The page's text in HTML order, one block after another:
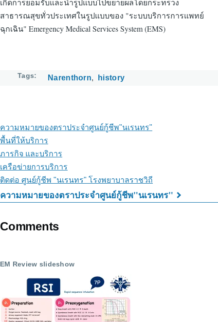
เกิดการยอมรับและนำรูปแบบไปขยายผลโดยกระทรวง
สาธารณสุขทั่วประเทศในรูปแบบของ "ระบบบริการการแพทย์
ฉุกเฉิน" Emergency Medical Services System (EMS)
Tags Narenthorn history
ความหมายของตราประจำศูนย์กู้ชีพ"นเรนทร"
พื้นที่ให้บริการ
ภารกิจ และบริการ
เครือข่ายการบริการ
ติดต่อ ศูนย์กู้ชีพ "นเรนทร" โรงพยาบาลราชวิถี
Book
traversal
for
กับ
ศูนย์
ความหมายของตราประจำศูนย์กู้ชีพ"นเรนทร"
Comments
EM Review slideshow